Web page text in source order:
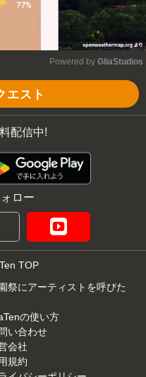
Powered by GliaStudios
エスト
配信中!
ロー
TOP
祭にアーティストを呼びた
の使い方
い合わせ
会社
規約